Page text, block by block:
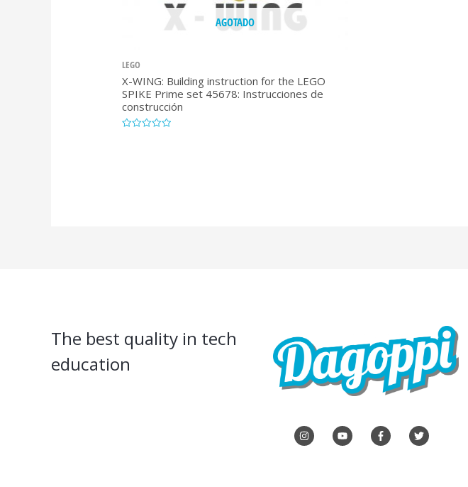
AGOTADO
LEGO
X-WING: Building instruction for the LEGO
SPIKE Prime set 45678: Instrucciones de
construcción
The best quality in tech
education